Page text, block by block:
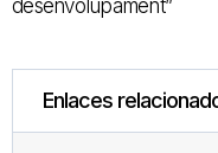
desenvolupament”
Enlaces